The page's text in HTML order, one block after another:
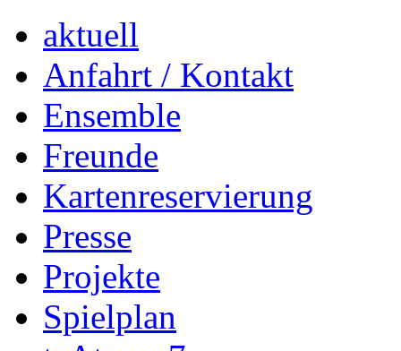
aktuell
Anfahrt / Kontakt
Ensemble
Freunde
Kartenreservierung
Presse
Projekte
Spielplan